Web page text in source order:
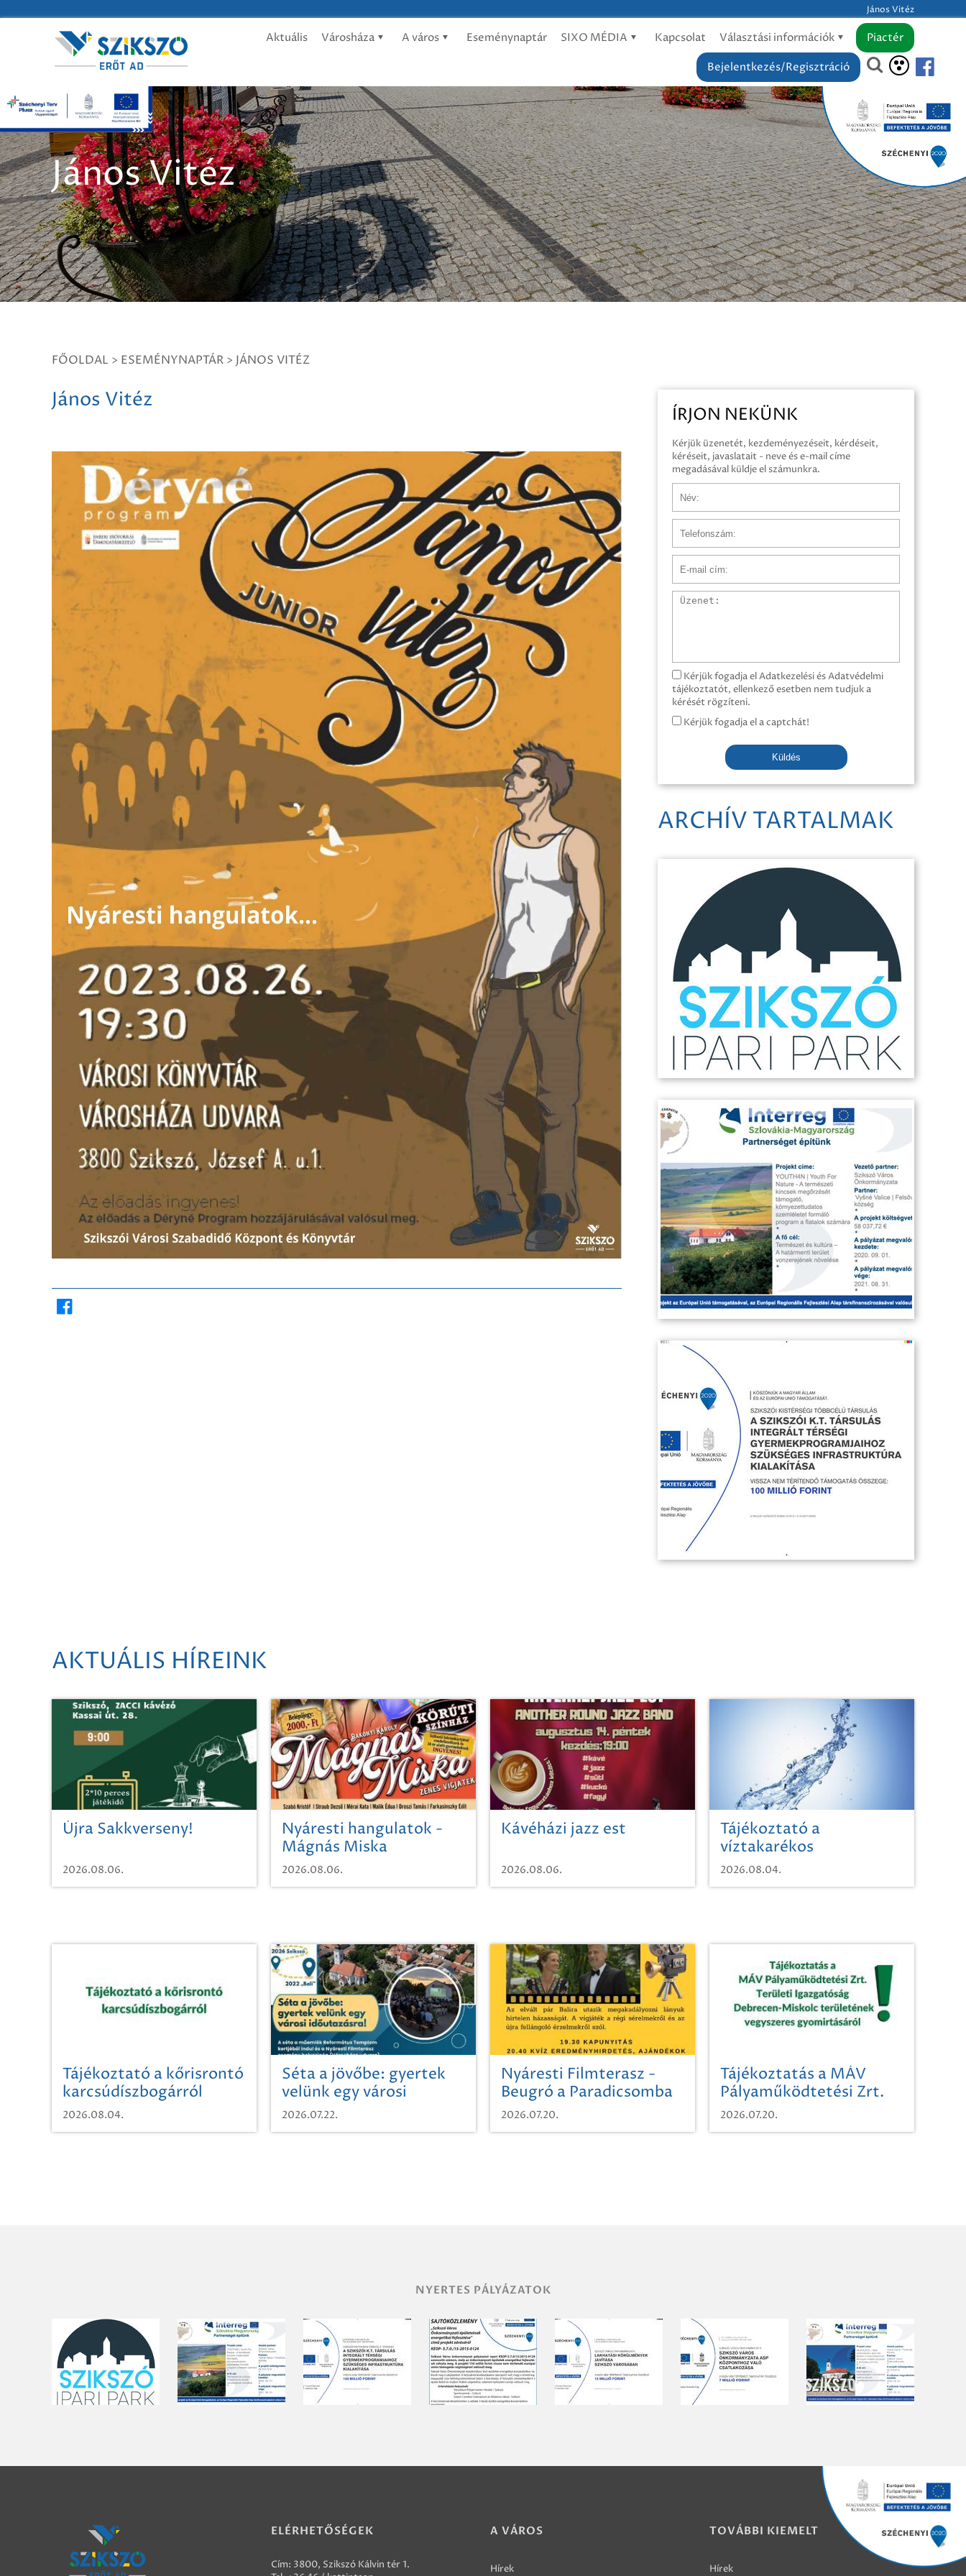
János Vitéz
Aktuális Városháza A város Eseménynaptár SIXO MÉDIA Kapcsolat Választási információk
Piactér
Bejelentkezés/Regisztráció
János Vitéz
FŐOLDAL > ESEMÉNYNAPTÁR > JÁNOS VITÉZ
János Vitéz
ÍRJON NEKÜNK
Kérjük üzenetét, kezdeményezéseit, kérdéseit,
kéréseit, javaslatait - neve és e-mail címe
megadásával küldje el számunkra.
Üzenet
Kérjük fogadja el Adatkezelési és Adatvédelmi
tájékoztatót, ellenkező esetben nem tudjuk a
kérését rögzíteni.
Kérjük fogadja el a captchát!
Küldés
ARCHÍV TARTALMAK
AKTUÁLIS HÍREINK
Újra Sakkverseny!
2026.08.06.
Nyáresti hangulatok -
Mágnás Miska
2026.08.06.
Kávéházi jazz est
2026.08.06.
Tájékoztató a
víztakarékos
vízhasználatról
2026.08.04.
Tájékoztató a kőrisrontó
karcsúdíszbogárról
2026.08.04.
Séta a jövőbe: gyertek
velünk egy városi
időutazásra!
2026.07.22.
Nyáresti Filmterasz -
Beugró a Paradicsomba
2026.07.20.
Tájékoztatás a MÁV
Pályaműködtetési Zrt.
Területi Igazgatóság
Debrecen-Miskolc
2026.07.20.
NYERTES PÁLYÁZATOK
ELÉRHETŐSÉGEK
Cím: 3800, Szikszó Kálvin tér 1.
A VÁROS
Hírek
TOVÁBBI KIEMELT
Hírek